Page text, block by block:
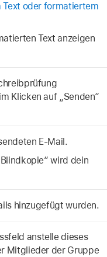
Text oder formatiertem
Text anzeigen
Klicken auf „Senden“
E-Mail.
wird dein
hinzugefügt wurden.
anstelle dieses
Mitglieder der Gruppe